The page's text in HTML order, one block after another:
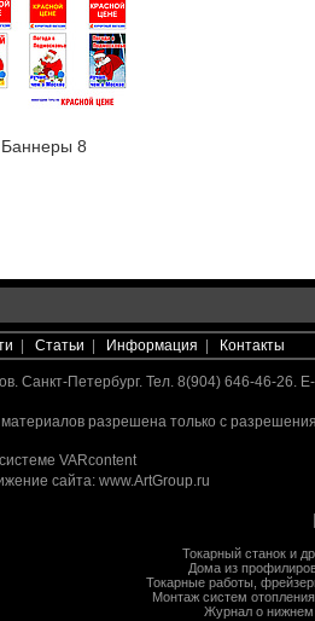
Баннеры 8
Статьи Информация Контакты
Санкт-Петербург. Тел. 8(904) 646-46-26.
разрешена только с
VARcontent
сайта: www.ArtGroup.ru
Токарный станок и
Дома из
Токарные работы
Монтаж систем отопления
Журнал о нижнем